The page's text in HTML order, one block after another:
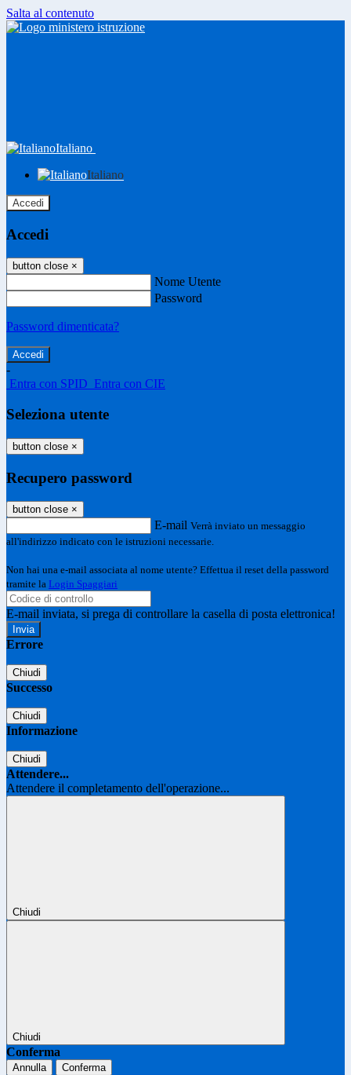
Salta al contenuto
Italiano
Italiano
Accedi
Accedi
button close ×
Nome Utente
Password
Password dimenticata?
-
Entra con SPID Entra con CIE
Seleziona utente
button close ×
Recupero password
button close ×
E-mail Verrà inviato un messaggio
all'indirizzo indicato con le istruzioni necessarie.
Non hai una e-mail associata al nome utente? Effettua il reset della password
tramite la Login Spaggiari
E-mail inviata, si prega di controllare la casella di posta elettronica!
Errore
Chiudi
Successo
Chiudi
Informazione
Chiudi
Attendere...
Attendere il completamento dell'operazione...
Chiudi
Chiudi
Conferma
Annulla Conferma